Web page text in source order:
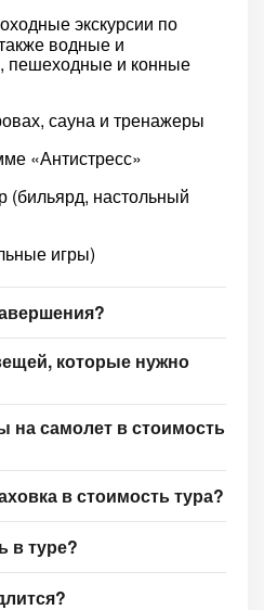
экскурсии по
водные и
пешеходные и конные
сауна и тренажеры
«Антистресс»
(бильярд, настольный
игры)
которые нужно
на самолет в стоимость
в стоимость тура?
в туре?